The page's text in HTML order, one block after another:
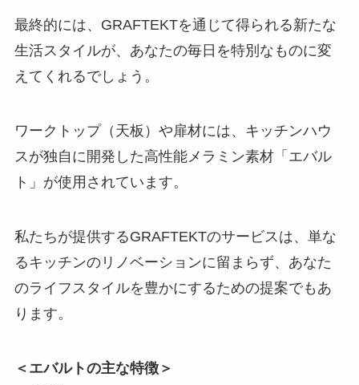
最終的には、GRAFTEKTを通じて得られる新たな
生活スタイルが、あなたの毎日を特別なものに変
えてくれるでしょう。
ワークトップ（天板）や扉材には、キッチンハウ
スが独自に開発した高性能メラミン素材「エバル
ト」が使用されています。
私たちが提供するGRAFTEKTのサービスは、単な
るキッチンのリノベーションに留まらず、あなた
のライフスタイルを豊かにするための提案でもあ
ります。
＜エバルトの主な特徴＞